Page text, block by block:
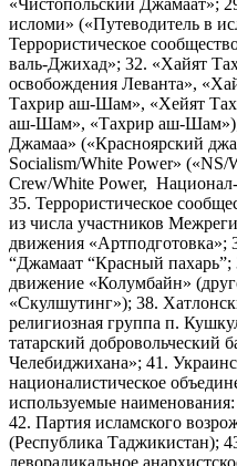
исломи» («Путеводитель в
Террористическое
валь-Джихад»; 32. «Хайят
освобождения Леванта»,
Тахрир аш-Шам», «Хейят
аш-Шам», «Тахрир аш-
Джамаа» («Красноярский
Socialism/White Power» («NS/
Crew/White Power, Национал-
35. Террористическое
из числа участников
движения «Артподготовка»;
“Джамаат “Красный
движение «Колумбайн»
«Скулшутинг»); 38.
религиозная группа п.
татарский добровольческий
Челебиджихана»; 41.
националистическое
используемые
42. Партия исламского
(Республика Таджикистан);
леворадикальное